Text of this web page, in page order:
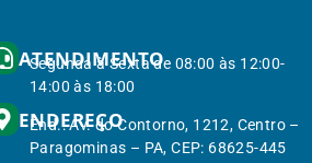
ATENDIMENTO
Segunda à Sexta de 08:00 às 12:00-
14:00 às 18:00
ENDEREÇO
End.: Av. do Contorno, 1212, Centro –
Paragominas – PA, CEP: 68625-445